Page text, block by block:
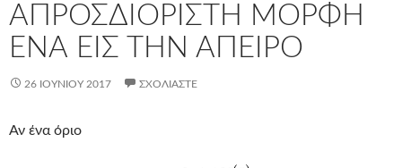
ΑΠΡΟΣΔΙΟΡΙΣΤΗ ΜΟΡΦΗ
ΕΝΑ ΕΙΣ ΤΗΝ ΑΠΕΙΡΟ
26 ΙΟΥΝΊΟΥ 2017 ΣΧΟΛΙΆΣΤΕ
Αν ένα όριο